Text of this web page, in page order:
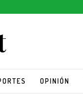
OPINIÓN